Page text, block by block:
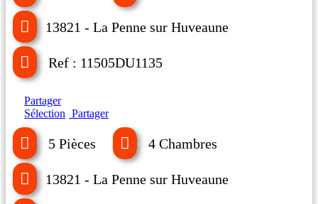
13821 - La Penne sur Huveaune
Ref : 11505DU1135
Partager
Sélection Partager
5 Pièces 4 Chambres
13821 - La Penne sur Huveaune